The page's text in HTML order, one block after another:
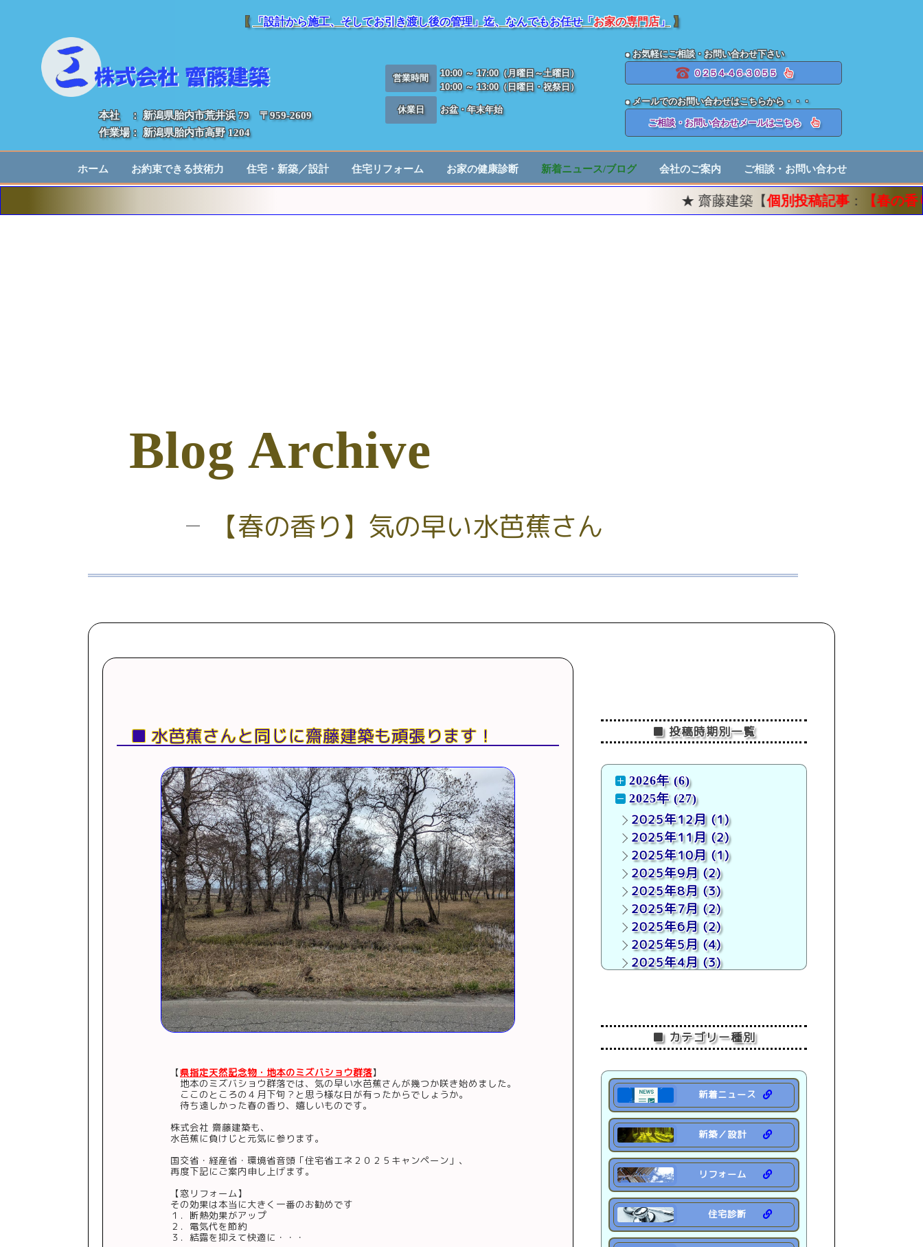
【 「設計から施工、そしてお引き渡し後の管理」迄、なんでもお任せ「お家の専門店」 】
本社 ： 新潟県胎内市荒井浜 79 〒959-2609
作業場： 新潟県胎内市高野 1204
営業時間
10:00 ～ 17:00（月曜日～土曜日）
10:00 ～ 13:00（日曜日・祝祭日）
休業日 お盆・年末年始
● お気軽にご相談・お問い合わせ下さい
０２５４-４６-３０５５
● メールでのお問い合わせはこちらから・・・
ご相談・お問い合わせメールはこちら
ホーム お約束できる技術力 住宅・新築／設計 住宅リフォーム お家の健康診断 新着ニュース/ブログ 会社のご案内 ご相談・お問い合わせ
★ 齋藤建築【個別投稿記事：【春の香り】
Blog Archive
【春の香り】気の早い水芭蕉さん
水芭蕉さんと同じに齋藤建築も頑張ります！
【県指定天然記念物・地本のミズバショウ群落】
地本のミズバショウ群落では、気の早い水芭蕉さんが幾つか咲き始めました。
ここのところの４月下旬？と思う様な日が有ったからでしょうか。
待ち遠しかった春の香り、嬉しいものです。
株式会社 齋藤建築も、
水芭蕉に負けじと元気に参ります。
国交省・経産省・環境省音頭「住宅省エネ２０２５キャンペーン」、
再度下記にご案内申し上げます。
【窓リフォーム】
その効果は本当に大きく一番のお勧めです
１．断熱効果がアップ
２．電気代を節約
３．結露を抑えて快適に・・・
■ 投稿時期別一覧
2026年 (6)
2025年 (27)
2025年12月(1)
2025年11月(2)
2025年10月(1)
2025年9月(2)
2025年8月(3)
2025年7月(2)
2025年6月(2)
2025年5月(4)
2025年4月(3)
2023年 (19)
2022年 (7)
■ カテゴリー種別
新着ニュース
新築／設計
リフォーム
住宅診断